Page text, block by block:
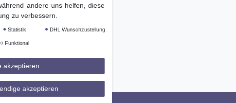
andere uns helfen, diese
zu verbessern.
Statistik DHL Wunschzustellung
Funktional
akzeptieren
akzeptieren